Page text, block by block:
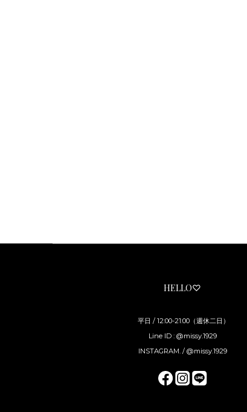
HELLO♡
平日 / 12:00-21:00（週休二日）
Line ID : @missy.1929
INSTAGRAM. / @missy.1929